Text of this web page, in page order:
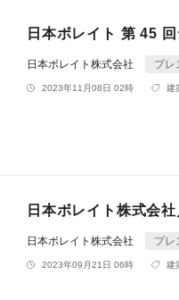
日本ボレイト 第 45
日本ボレイト株式会社 プレ
2023年11月08日 02時 建
日本ボレイト株式会
日本ボレイト株式会社 プレ
2023年09月21日 06時 建